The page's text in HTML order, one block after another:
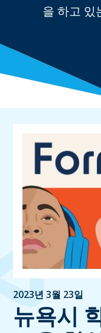
을 하고 있
2023년 3월 23일
뉴욕시